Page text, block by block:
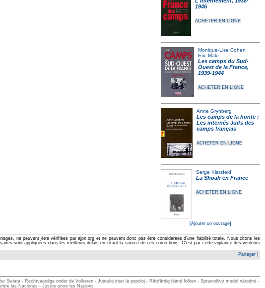
1946
ACHETER EN LIGNE
Monique-Lise Cohen
Eric Malo
Les camps du Sud-
Ouest de la France,
1939-1944
ACHETER EN LIGNE
Anne Grynberg
Les camps de la honte :
Les internés Juifs des
camps français
ACHETER EN LIGNE
Serge Klarsfeld
La Shoah en France
ACHETER EN LIGNE
[Ajouter un ouvrage]
ne peuvent être vérifiées par ajpn.org et ne peuvent donc pas être considérées d'une fiabilité totale. Nous citons les
sont appliquées dans les meilleurs délais en citant la source de ces corrections. C'est par cette vigilance des visiteurs
Partager
- Rechtvaardige onder de Volkeren - Justuloj inter la popoloj - Rättfärdig bland folken - Spravodlivý medzi národmi -
las Naciones - Justos entre les Nacions